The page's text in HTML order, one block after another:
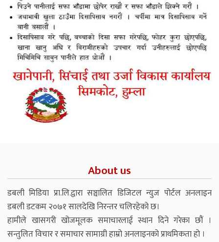
About us
डबली मिडिया प्रा.लि.द्वारा सञ्चालित डिजिटल न्युज पोर्टल अनलाइन
डबली डटकम २०७१ सालदेखि निरन्तर चलिरहेको छ।
हामीले खासगरी खोजमूलक समाचारलाई स्थान दिने गरेका छौं ।
सन्तुलित विचार र समाचार सामाग्री हाम्रो अनलाइनको प्राथमिकता हो ।